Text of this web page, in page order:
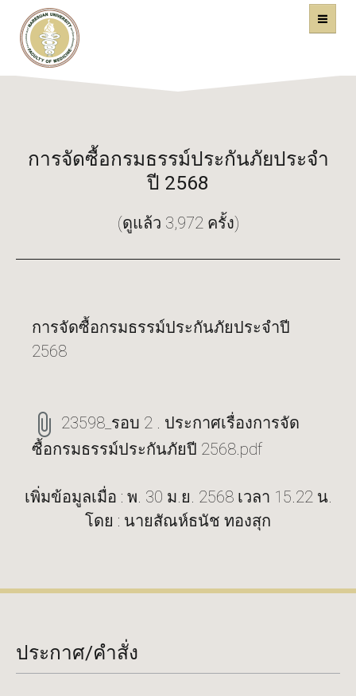
คณะแพทยศาสตร์
การจัดซื้อกรมธรรม์ประกันภัยประจำ
ปี 2568
(ดูแล้ว 3,972 ครั้ง)
การจัดซื้อกรมธรรม์ประกันภัยประจำปี
2568
23598_รอบ 2 . ประกาศเรื่องการจัด
ซื้อกรมธรรม์ประกันภัยปี 2568.pdf
เพิ่มข้อมูลเมื่อ : พ. 30 ม.ย. 2568 เวลา 15.22 น.
โดย : นายสัณห์ธนัช ทองสุก
ประกาศ/คำสั่ง